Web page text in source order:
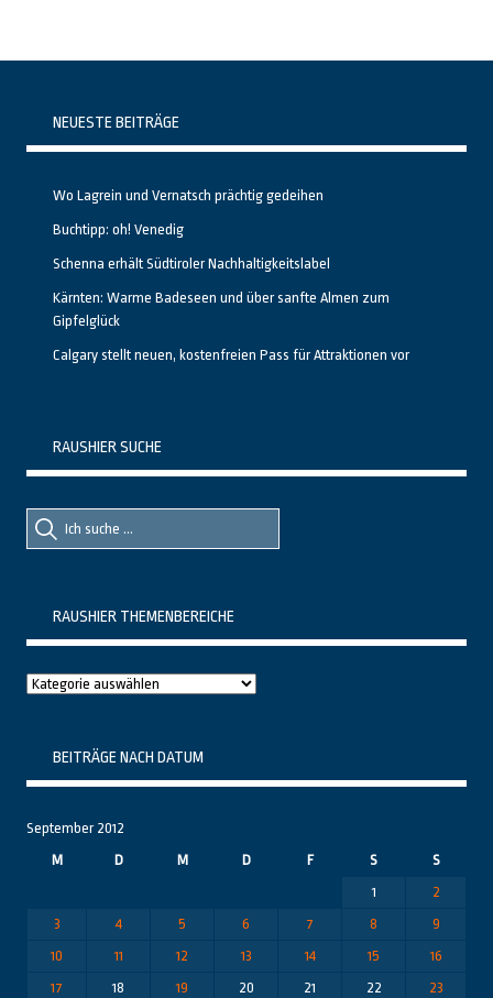
NEUESTE BEITRÄGE
Wo Lagrein und Vernatsch prächtig gedeihen
Buchtipp: oh! Venedig
Schenna erhält Südtiroler Nachhaltigkeitslabel
Kärnten: Warme Badeseen und über sanfte Almen zum
Gipfelglück
Calgary stellt neuen, kostenfreien Pass für Attraktionen vor
RAUSHIER SUCHE
Suche
nach::
Suche
nach:
RAUSHIER THEMENBEREICHE
Raushier
BEITRÄGE NACH DATUM
September 2012
M
D M D F S
S
1
2
3
4 5 6 7 8
9
10
11 12 13 14 15
16
17
18 19 20 21 22
23